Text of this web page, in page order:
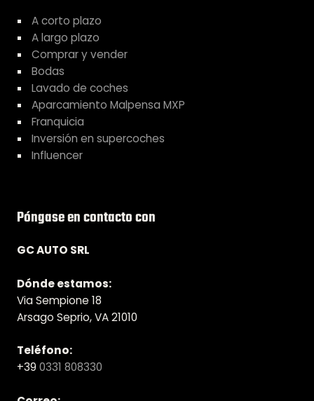
A corto plazo
A largo plazo
Comprar y vender
Bodas
Lavado de coches
Aparcamiento Malpensa MXP
Franquicia
Inversión en supercoches
Influencer
Póngase en contacto con
GC AUTO SRL
Dónde estamos:
Via Sempione 18
Arsago Seprio, VA 21010
Teléfono:
+39 0331 808330